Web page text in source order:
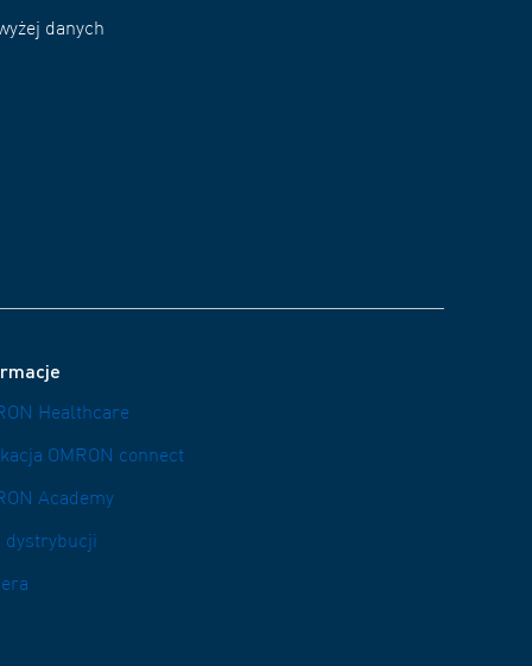
danych
Healthcare
OMRON connect
Academy
dystrybucji